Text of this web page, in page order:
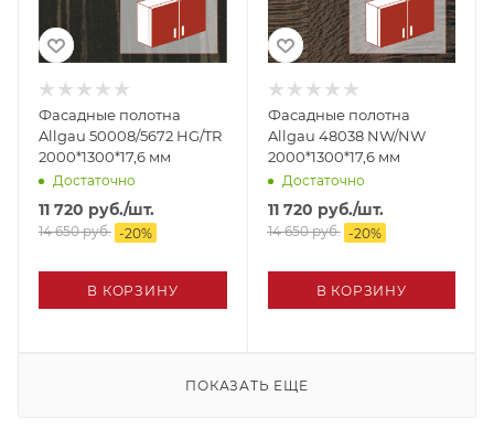
Фасадные полотна
Allgau 50008/5672 HG/TR
2000*1300*17,6 мм
Достаточно
11 720 руб./шт.
14 650руб. -20%
В КОРЗИНУ
Фасадные полотна
Allgau 48038 NW/NW
2000*1300*17,6 мм
Достаточно
11 720 руб./шт.
14 650руб. -20%
В КОРЗИНУ
ПОКАЗАТЬ ЕЩЕ